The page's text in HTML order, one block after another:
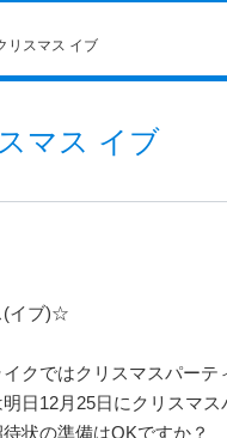
リスマス イブ
マス イブ
(イブ)☆
クではクリスマスパーテ
日12月25日にクリスマス
状の準備はOKですか？